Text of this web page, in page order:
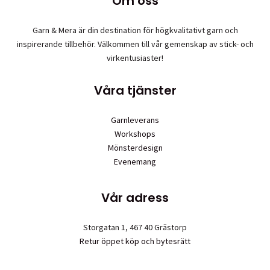
väljas
på
Garn & Mera är din destination för högkvalitativt garn och
inspirerande tillbehör. Välkommen till vår gemenskap av stick- och
virkentusiaster!
Våra tjänster
Garnleverans
Workshops
Mönsterdesign
Evenemang
Vår adress
Storgatan 1, 467 40 Grästorp
Retur öppet köp och bytesrätt